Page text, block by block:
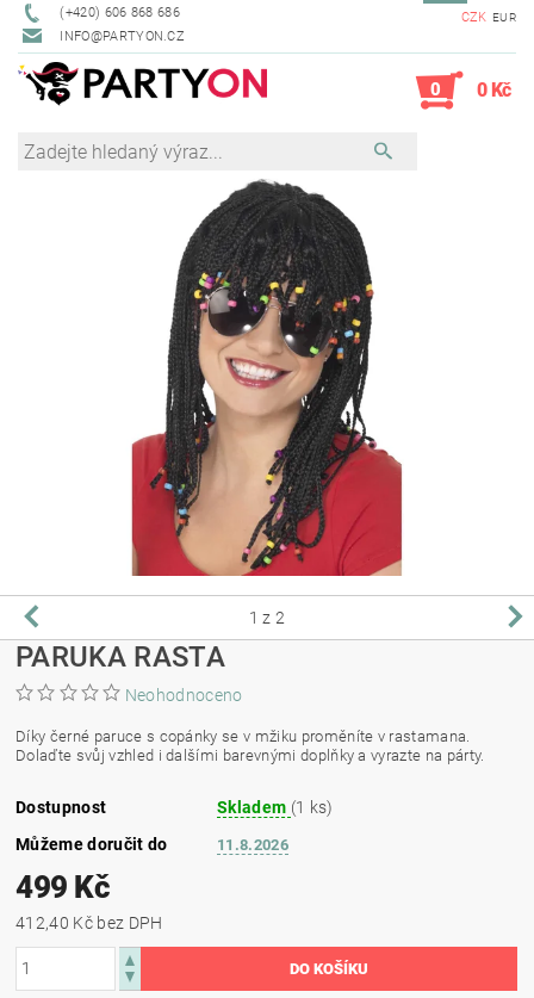
(+420) 606 868 686
INFO@PARTYON.CZ
CZK EUR
0 0 Kč
1 z 2
PARUKA RASTA
Neohodnoceno
Díky černé paruce s copánky se v mžiku proměníte v rastamana.
Dolaďte svůj vzhled i dalšími barevnými doplňky a vyrazte na párty.
Dostupnost Skladem (1 ks)
Můžeme doručit do
11.8.2026
499 Kč
412,40 Kč bez DPH